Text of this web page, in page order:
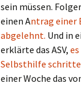
sein müssen.
einen Antrag einer
abgelehnt. Und in
erklärte das ASV,
Selbsthilfe
einer Woche das